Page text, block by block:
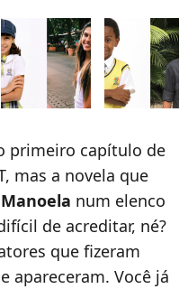
primeiro capítulo de
mas a novela que
num elenco
de acreditar, né?
que fizeram
apareceram. Você já